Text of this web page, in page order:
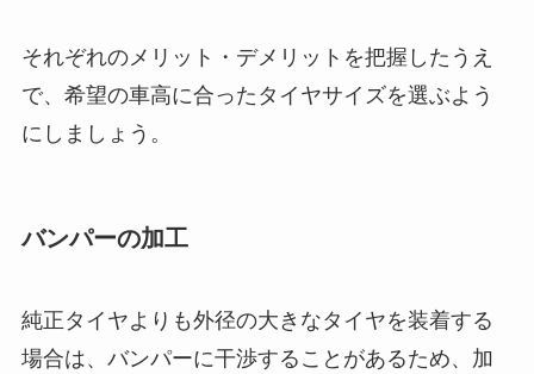
それぞれのメリット・デメリットを把握したうえ
で、希望の車高に合ったタイヤサイズを選ぶよう
にしましょう。
バンパーの加工
純正タイヤよりも外径の大きなタイヤを装着する
場合は、バンパーに干渉することがあるため、加